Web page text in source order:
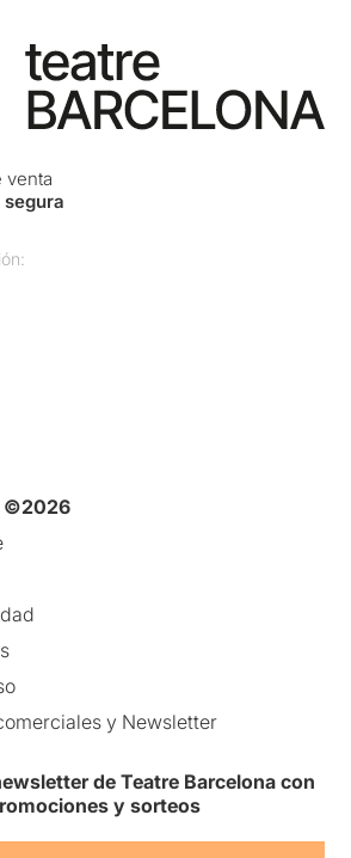
venta
segura
©2026
y Newsletter
de Teatre Barcelona con
y sorteos